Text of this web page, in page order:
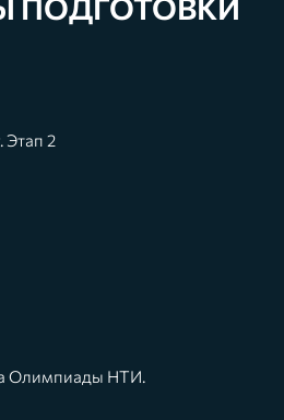
ПОДГОТОВКИ
Этап 2
Олимпиады НТИ.